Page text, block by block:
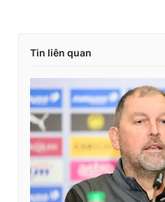
Tin liên quan